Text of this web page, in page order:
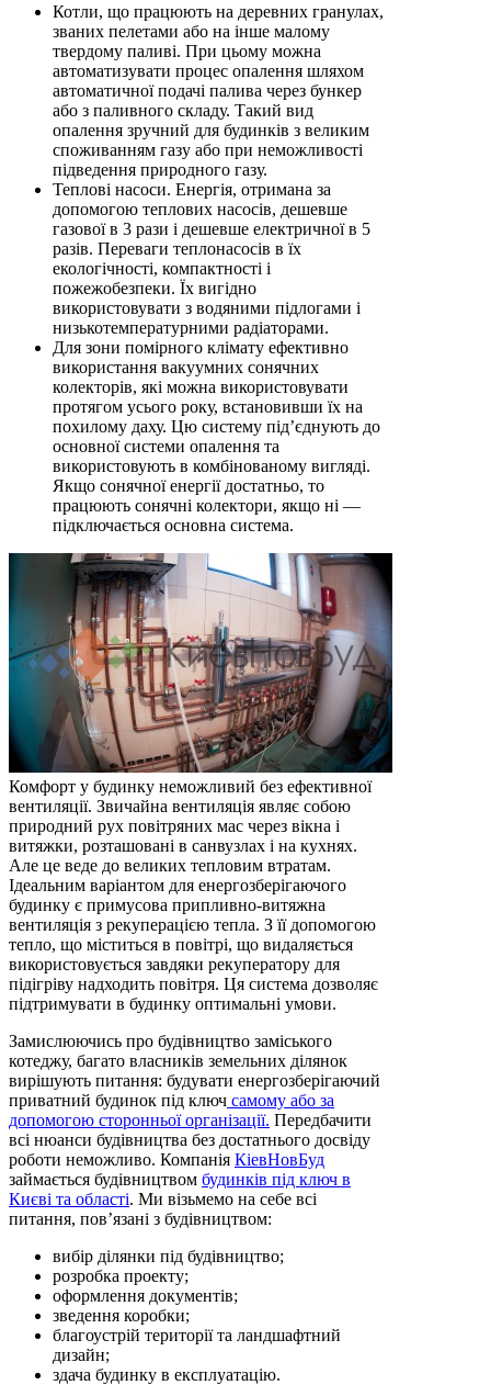
Котли, що працюють на деревних гранулах,
званих пелетами або на інше малому
твердому паливі. При цьому можна
автоматизувати процес опалення шляхом
автоматичної подачі палива через бункер
або з паливного складу. Такий вид
опалення зручний для будинків з великим
споживанням газу або при неможливості
підведення природного газу.
Теплові насоси. Енергія, отримана за
допомогою теплових насосів, дешевше
газової в 3 рази і дешевше електричної в 5
разів. Переваги теплонасосів в їх
екологічності, компактності і
пожежобезпеки. Їх вигідно
використовувати з водяними підлогами і
низькотемпературними радіаторами.
Для зони помірного клімату ефективно
використання вакуумних сонячних
колекторів, які можна використовувати
протягом усього року, встановивши їх на
похилому даху. Цю систему під’єднують до
основної системи опалення та
використовують в комбінованому вигляді.
Якщо сонячної енергії достатньо, то
працюють сонячні колектори, якщо ні —
підключається основна система.
Комфорт у будинку неможливий без ефективної
вентиляції. Звичайна вентиляція являє собою
природний рух повітряних мас через вікна і
витяжки, розташовані в санвузлах і на кухнях.
Але це веде до великих тепловим втратам.
Ідеальним варіантом для енергозберігаючого
будинку є примусова припливно-витяжна
вентиляція з рекуперацією тепла. З її допомогою
тепло, що міститься в повітрі, що видаляється
використовується завдяки рекуператору для
підігріву надходить повітря. Ця система дозволяє
підтримувати в будинку оптимальні умови.
Замислюючись про будівництво заміського
котеджу, багато власників земельних ділянок
вирішують питання: будувати енергозберігаючий
приватний будинок під ключ самому або за
допомогою сторонньої організації. Передбачити
всі нюанси будівництва без достатнього досвіду
роботи неможливо. Компанія КіевНовБуд
займається будівництвом будинків під ключ в
Києві та області. Ми візьмемо на себе всі
питання, пов’язані з будівництвом:
вибір ділянки під будівництво;
розробка проекту;
оформлення документів;
зведення коробки;
благоустрій території та ландшафтний
дизайн;
здача будинку в експлуатацію.